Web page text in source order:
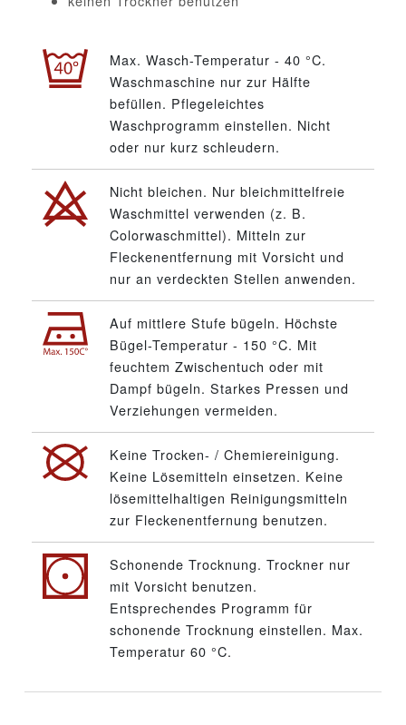
Max. Wasch-Temperatur - 40 °C.
Waschmaschine nur zur Hälfte
befüllen. Pflegeleichtes
Waschprogramm einstellen. Nicht
oder nur kurz schleudern.
Nicht bleichen. Nur bleichmittelfreie
Waschmittel verwenden (z. B.
Colorwaschmittel). Mitteln zur
Fleckenentfernung mit Vorsicht und
nur an verdeckten Stellen anwenden.
Auf mittlere Stufe bügeln. Höchste
Bügel-Temperatur - 150 °C. Mit
feuchtem Zwischentuch oder mit
Dampf bügeln. Starkes Pressen und
Verziehungen vermeiden.
Keine Trocken- / Chemiereinigung.
Keine Lösemitteln einsetzen. Keine
lösemittelhaltigen Reinigungsmitteln
zur Fleckenentfernung benutzen.
Schonende Trocknung. Trockner nur
mit Vorsicht benutzen.
Entsprechendes Programm für
schonende Trocknung einstellen. Max.
Temperatur 60 °C.